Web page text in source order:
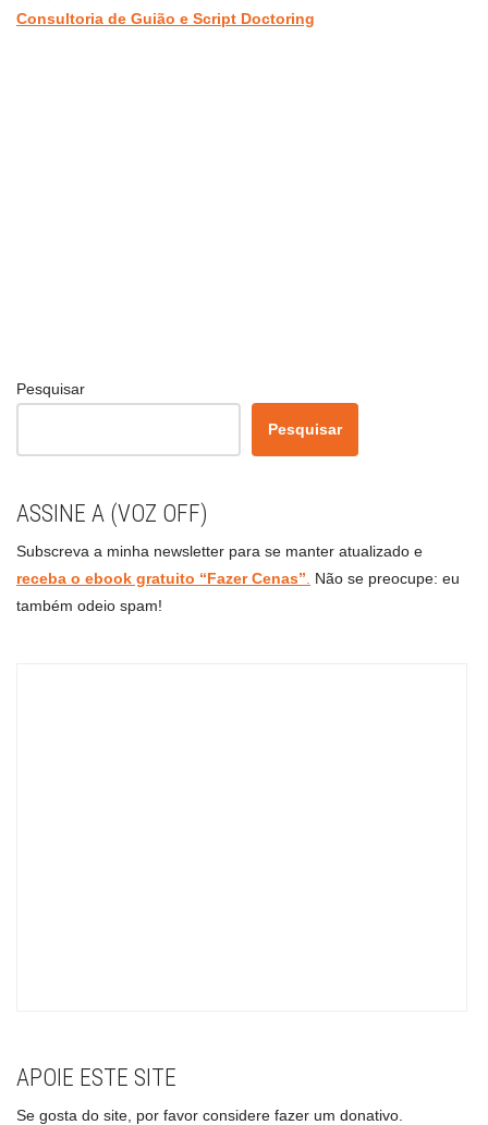
Consultoria de Guião e Script Doctoring
Pesquisar
Pesquisar
ASSINE A (VOZ OFF)
Subscreva a minha newsletter para se manter atualizado e
receba o ebook gratuito “Fazer Cenas”
Não se preocupe: eu
também odeio spam!
APOIE ESTE SITE
Se gosta do site, por favor considere fazer um donativo.